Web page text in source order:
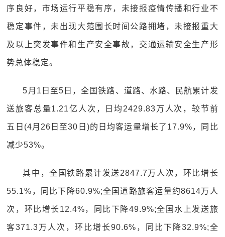
序良好，市场运行平稳有序，未接报疫情传播和行业不
稳定事件，未出现大范围长时间公路拥堵，未接报重大
及以上突发事件和生产安全事故，交通运输安全生产形
势总体稳定。
5月1日至5日，全国铁路、道路、水路、民航累计发
送旅客总量1.21亿人次，日均2429.83万人次，较节前
五日(4月26日至30日)的日均客运量增长了17.9%，同比
减少53%。
其中，全国铁路累计发送2847.7万人次，环比增长
55.1%，同比下降60.9%;全国道路旅客运量约8614万人
次，环比增长12.4%，同比下降49.9%;全国水上发送旅
客371.3万人次，环比增长90.6%，同比下降32.9%;全